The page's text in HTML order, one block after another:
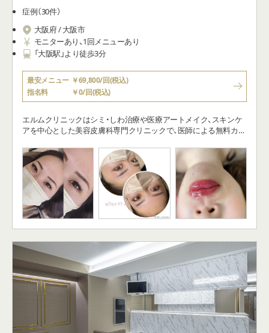
大阪府 / 大阪市
モニターあり、1回メニューあり
「大阪駅」より徒歩3分
最安メニュー ￥69,800/回(税込)
指名料
￥0/回(税込)
エルムクリニックはシミ・しわ治療や医療アートメイク、スキンケ
ンセリングを重視しています。医師自らが肌に関するトラブルや
不安をしっかりと聴き、「お肌の専門家」として、患者さま一人ひと